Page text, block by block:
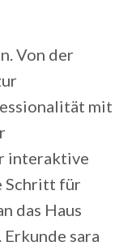
Von der
mit
interaktive
Schritt für
das Haus
sara